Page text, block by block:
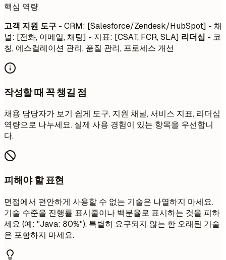
핵심 역량
고객 지원 도구 - CRM: [Salesforce/Zendesk/HubSpot] - 채
널: [전화, 이메일, 채팅] - 지표: [CSAT, FCR, SLA] 리더십 - 코
칭, 에스컬레이션 관리, 품질 관리, 프로세스 개선
작성할 때 꼭 챙길 점
채용 담당자가 보기 쉽게 도구, 지원 채널, 서비스 지표, 리더십
역량으로 나누세요. 실제 사용 경험이 있는 항목을 우선합니
다.
피해야 할 표현
면접에서 편안하게 사용할 수 없는 기술은 나열하지 마세요.
기술 수준을 진행률 표시줄이나 백분율로 표시하는 것을 피하
세요 (예: "Java: 80%"). 특별히 요구되지 않는 한 오래된 기술
은 포함하지 마세요.